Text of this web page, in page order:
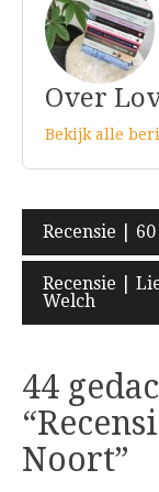
Over
Bekijk alle
Bericht
Recensie |
Recensie |
Welch
44
“
Noort”